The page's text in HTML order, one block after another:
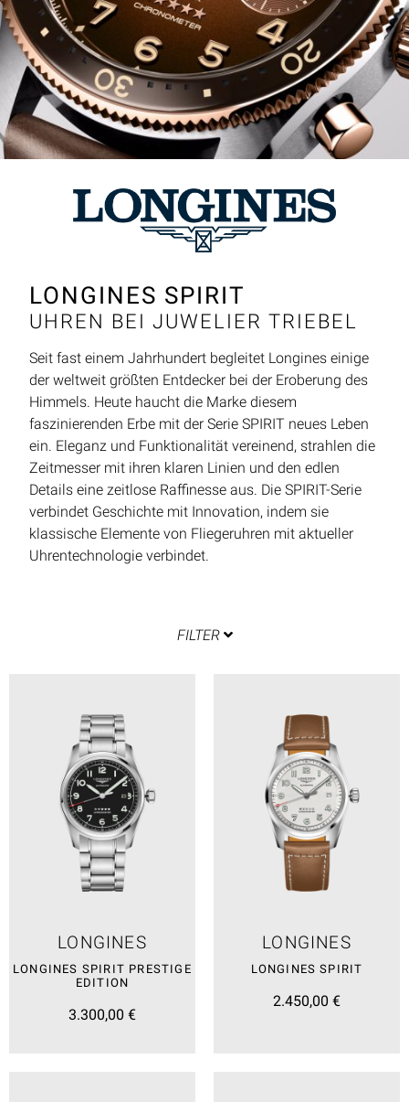
LONGINES SPIRIT
UHREN BEI JUWELIER TRIEBEL
Seit fast einem Jahrhundert begleitet Longines einige
der weltweit größten Entdecker bei der Eroberung des
Himmels. Heute haucht die Marke diesem
faszinierenden Erbe mit der Serie SPIRIT neues Leben
ein. Eleganz und Funktionalität vereinend, strahlen die
Zeitmesser mit ihren klaren Linien und den edlen
Details eine zeitlose Raffinesse aus. Die SPIRIT-Serie
verbindet Geschichte mit Innovation, indem sie
klassische Elemente von Fliegeruhren mit aktueller
Uhrentechnologie verbindet.
FILTER
LONGINES
LONGINES SPIRIT PRESTIGE
EDITION
3.300,00 €
LONGINES
LONGINES SPIRIT
2.450,00 €